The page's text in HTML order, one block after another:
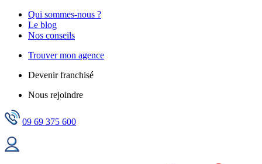
Qui sommes-nous ?
Le blog
Nos conseils
Trouver mon agence
Devenir franchisé
Nous rejoindre
09 69 375 600